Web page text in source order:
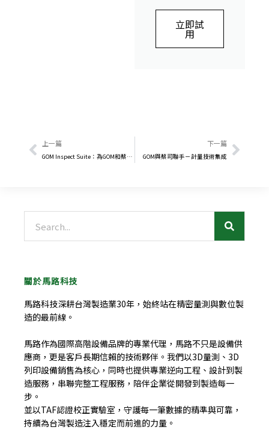
立即試
用
上一頁
上一篇
GOM Inspect Suite：為GOM和蔡司客戶量身打造的強大獨立軟體
下一篇
GOM與蔡司聯手－計量技術集成
下一
關於馬路科技
馬路科技深耕台灣製造業30年，始終站在精密量測與數位製
造的最前線。
馬路作為國際高階設備品牌的專業代理，馬路不只是設備供
應商，更是客戶長期信賴的技術夥伴。我們以3D量測、3D
列印設備銷售為核心，同時也提供專業逆向工程、設計到製
造服務，串聯完整工程服務，陪伴企業從開發到製造每一
步。
並以TAF認證校正實驗室，守護每一筆數據的精準與可靠，
持續為台灣製造注入穩定而前進的力量。